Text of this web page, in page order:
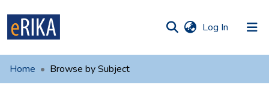
Log In (current)
UAFM
Home Browse by Subject